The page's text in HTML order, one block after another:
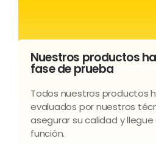
Nuestros productos
fase de prueba
Todos nuestros productos
evaluados por nuestros
asegurar su calidad y llegue
función.